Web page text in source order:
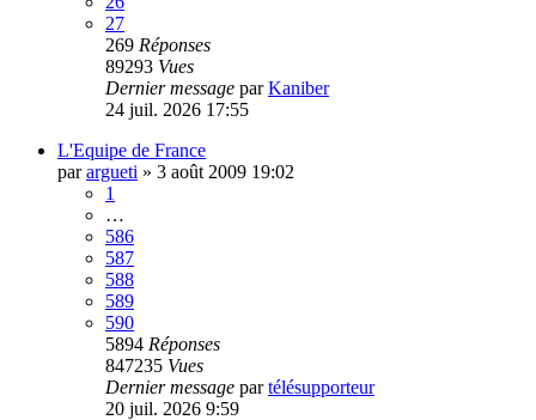
27
269 Réponses
89293 Vues
Dernier message parKaniber
24 juil. 2026 17:55
L'Equipe de France
parargueti » 3 août 2009 19:02
1
…
586
587
588
589
590
5894 Réponses
847235 Vues
Dernier message partélésupporteur
20 juil. 2026 9:59